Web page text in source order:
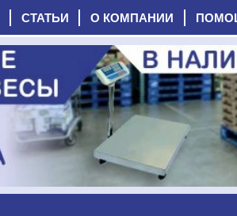
СТАТЬИ О КОМПАНИИ